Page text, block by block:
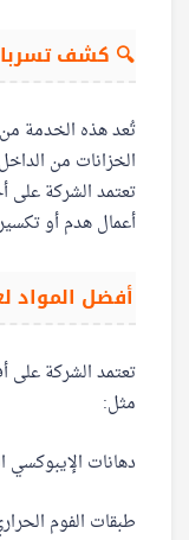
🔍 كشف
تُعد هذه الخدمة
الخزانات من
تعتمد الشركة على
أعمال هدم أو
أفضل المواد
تعتمد الشركة على
مثل:
دهانات الإيبوكسي
طبقات الفوم